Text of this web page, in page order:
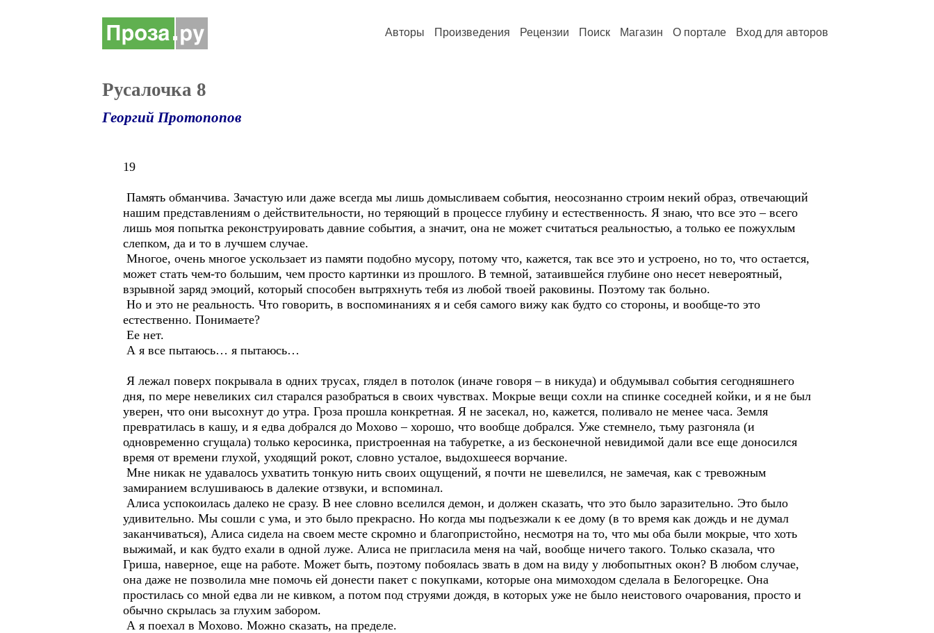
Авторы Произведения Рецензии Поиск Магазин О портале Вход для авторов
Русалочка 8
Георгий Протопопов
19
Память обманчива. Зачастую или даже всегда мы лишь домысливаем события, неосознанно строим некий образ, отвечающий
нашим представлениям о действительности, но теряющий в процессе глубину и естественность. Я знаю, что все это – всего
лишь моя попытка реконструировать давние события, а значит, она не может считаться реальностью, а только ее пожухлым
слепком, да и то в лучшем случае.
Многое, очень многое ускользает из памяти подобно мусору, потому что, кажется, так все это и устроено, но то, что остается,
может стать чем-то большим, чем просто картинки из прошлого. В темной, затаившейся глубине оно несет невероятный,
взрывной заряд эмоций, который способен вытряхнуть тебя из любой твоей раковины. Поэтому так больно.
Но и это не реальность. Что говорить, в воспоминаниях я и себя самого вижу как будто со стороны, и вообще-то это
естественно. Понимаете?
Ее нет.
А я все пытаюсь… я пытаюсь…
Я лежал поверх покрывала в одних трусах, глядел в потолок (иначе говоря – в никуда) и обдумывал события сегодняшнего
дня, по мере невеликих сил старался разобраться в своих чувствах. Мокрые вещи сохли на спинке соседней койки, и я не был
уверен, что они высохнут до утра. Гроза прошла конкретная. Я не засекал, но, кажется, поливало не менее часа. Земля
превратилась в кашу, и я едва добрался до Мохово – хорошо, что вообще добрался. Уже стемнело, тьму разгоняла (и
одновременно сгущала) только керосинка, пристроенная на табуретке, а из бесконечной невидимой дали все еще доносился
время от времени глухой, уходящий рокот, словно усталое, выдохшееся ворчание.
Мне никак не удавалось ухватить тонкую нить своих ощущений, я почти не шевелился, не замечая, как с тревожным
замиранием вслушиваюсь в далекие отзвуки, и вспоминал.
Алиса успокоилась далеко не сразу. В нее словно вселился демон, и должен сказать, что это было заразительно. Это было
удивительно. Мы сошли с ума, и это было прекрасно. Но когда мы подъезжали к ее дому (в то время как дождь и не думал
заканчиваться), Алиса сидела на своем месте скромно и благопристойно, несмотря на то, что мы оба были мокрые, что хоть
выжимай, и как будто ехали в одной луже. Алиса не пригласила меня на чай, вообще ничего такого. Только сказала, что
Гриша, наверное, еще на работе. Может быть, поэтому побоялась звать в дом на виду у любопытных окон? В любом случае,
она даже не позволила мне помочь ей донести пакет с покупками, которые она мимоходом сделала в Белогорецке. Она
простилась со мной едва ли не кивком, а потом под струями дождя, в которых уже не было неистового очарования, просто и
обычно скрылась за глухим забором.
А я поехал в Мохово. Можно сказать, на пределе.